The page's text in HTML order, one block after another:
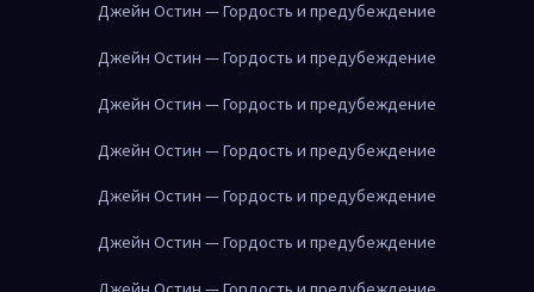
Джейн Остин — Гордость и предубеждение
Джейн Остин — Гордость и предубеждение
Джейн Остин — Гордость и предубеждение
Джейн Остин — Гордость и предубеждение
Джейн Остин — Гордость и предубеждение
Джейн Остин — Гордость и предубеждение